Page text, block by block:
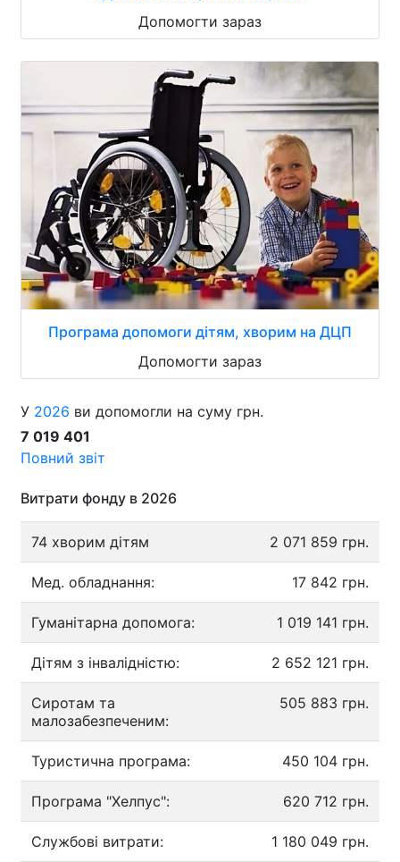
Допомогти зараз
Програма допомоги дітям, хворим на ДЦП
Допомогти зараз
У 2026 ви допомогли на суму грн.
7 019 401
Повний звіт
Витрати фонду в 2026
74 хворим дітям 2 071 859 грн.
Мед. обладнання: 17 842 грн.
Гуманітарна допомога: 1 019 141 грн.
Дітям з інвалідністю: 2 652 121 грн.
Сиротам та
малозабезпеченим:
505 883 грн.
Туристична програма: 450 104 грн.
Програма "Хелпус": 620 712 грн.
Службові витрати: 1 180 049 грн.